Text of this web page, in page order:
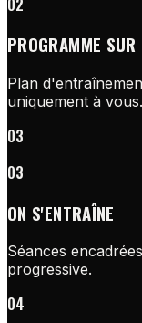
PROGRAMME SUR
Plan
uniquement à vous.
03
03
ON S'ENTRAÎNE
Séances
progressive.
04